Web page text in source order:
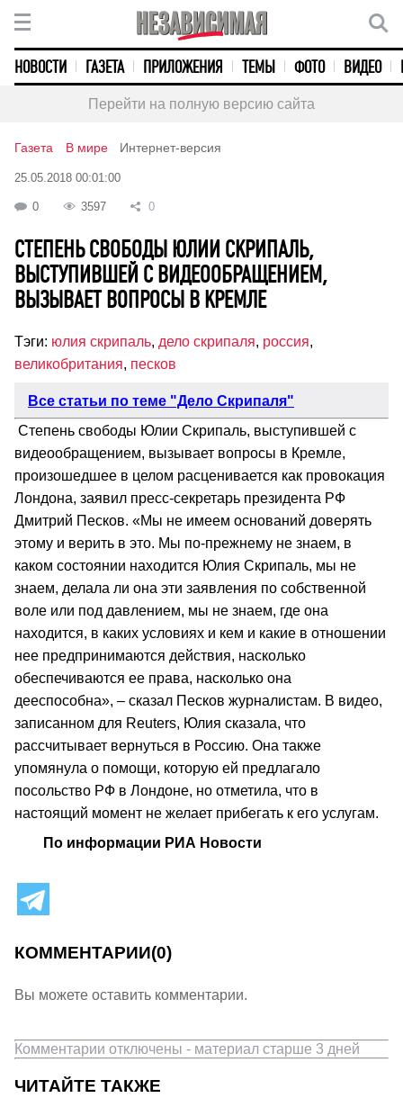
НОВОСТИ ГАЗЕТА ПРИЛОЖЕНИЯ ТЕМЫ ФОТО ВИДЕО
Перейти на полную версию сайта
Газета В мире Интернет-версия
25.05.2018 00:01:00
0 3597 0
СТЕПЕНЬ СВОБОДЫ ЮЛИИ СКРИПАЛЬ,
ВЫСТУПИВШЕЙ С ВИДЕООБРАЩЕНИЕМ,
ВЫЗЫВАЕТ ВОПРОСЫ В КРЕМЛЕ
Тэги: юлия скрипаль, дело скрипаля, россия,
великобритания, песков
Все статьи по теме "Дело Скрипаля"
Степень свободы Юлии Скрипаль, выступившей с
видеообращением, вызывает вопросы в Кремле,
произошедшее в целом расценивается как провокация
Лондона, заявил пресс-секретарь президента РФ
Дмитрий Песков. «Мы не имеем оснований доверять
этому и верить в это. Мы по-прежнему не знаем, в
каком состоянии находится Юлия Скрипаль, мы не
знаем, делала ли она эти заявления по собственной
воле или под давлением, мы не знаем, где она
находится, в каких условиях и кем и какие в отношении
нее предпринимаются действия, насколько
обеспечиваются ее права, насколько она
дееспособна», – сказал Песков журналистам. В видео,
записанном для Reuters, Юлия сказала, что
рассчитывает вернуться в Россию. Она также
упомянула о помощи, которую ей предлагало
посольство РФ в Лондоне, но отметила, что в
настоящий момент не желает прибегать к его услугам.
По информации РИА Новости
КОММЕНТАРИИ(0)
Вы можете оставить комментарии.
Комментарии отключены - материал старше 3 дней
ЧИТАЙТЕ ТАКЖЕ